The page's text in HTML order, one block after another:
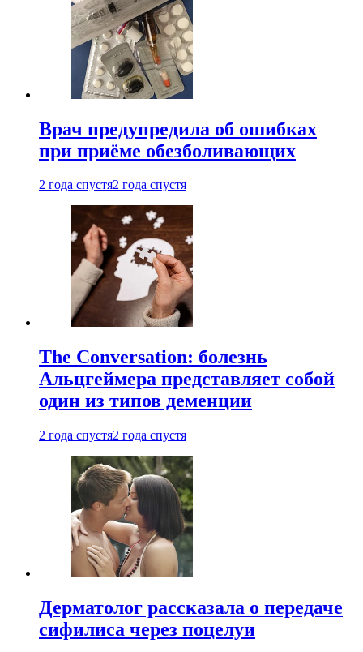
Врач предупредила об ошибках
при приëме обезболивающих
2 года спустя2 года спустя
The Conversation: болезнь
Альцгеймера представляет собой
один из типов деменции
2 года спустя2 года спустя
Дерматолог рассказала о передаче
сифилиса через поцелуи